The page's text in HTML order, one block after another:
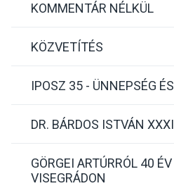
KOMMENTÁR NÉLKÜL
KÖZVETÍTÉS
IPOSZ 35 - ÜNNEPSÉG
DR. BÁRDOS ISTVÁN
GÖRGEI ARTÚRRÓL 40
VISEGRÁDON